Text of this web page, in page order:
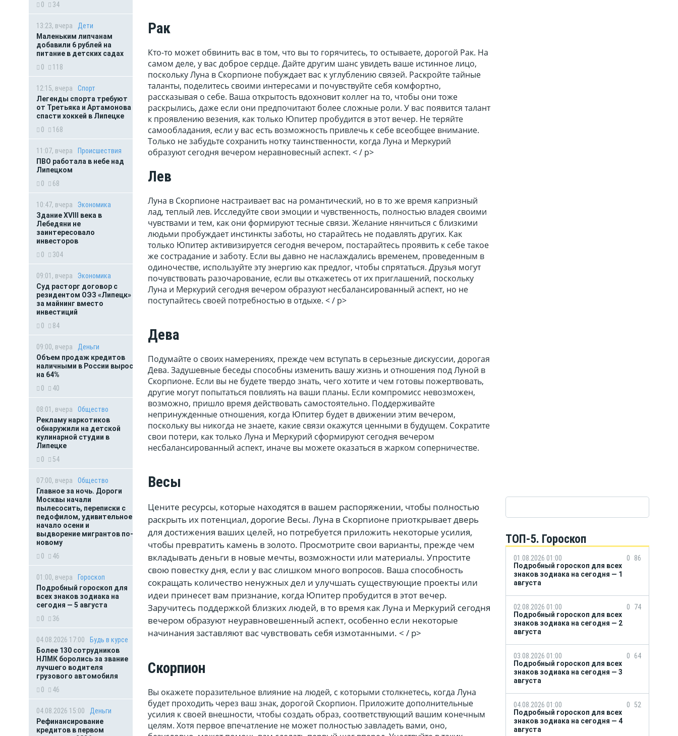
0
34
13:23, вчера
Дети
Маленьким липчанам
добавили 6 рублей на
питание в детских садах
0
118
12:15, вчера
Спорт
Легенды спорта требуют
от Третьяка и Артамонова
спасти хоккей в Липецке
0
168
11:07, вчера
Происшествия
ПВО работала в небе над
Липецком
0
68
10:47, вчера
Экономика
Здание XVIII века в
Лебедяни не
заинтересовало
инвесторов
0
304
09:01, вчера
Экономика
Суд расторг договор с
резидентом ОЭЗ «Липецк»
за майнинг вместо
инвестиций
0
84
09:00, вчера
Деньги
Объем продаж кредитов
наличными в России вырос
на 64%
0
40
08:01, вчера
Общество
Рекламу наркотиков
обнаружили на детской
кулинарной студии в
Липецке
0
54
07:00, вчера
Общество
Главное за ночь. Дороги
Москвы начали
пылесосить, переписки с
педофилом, удивительное
начало осени и
выдворение мигрантов по-
новому
0
46
01:00, вчера
Гороскоп
Подробный гороскоп для
всех знаков зодиака на
сегодня — 5 августа
0
36
04.08.2026 17:00
Будь в курсе
Более 130 сотрудников
НЛМК боролись за звание
лучшего водителя
грузового автомобиля
0
46
04.08.2026 15:00
Деньги
Рефинансирование
кредитов в первом
Рак
Кто-то может обвинить вас в том, что вы то горячитесь, то остываете, дорогой Рак. На
самом деле, у вас доброе сердце. Дайте другим шанс увидеть ваше истинное лицо,
поскольку Луна в Скорпионе побуждает вас к углублению связей. Раскройте тайные
таланты, поделитесь своими интересами и почувствуйте себя комфортно,
рассказывая о себе. Ваша открытость вдохновит коллег на то, чтобы они тоже
раскрылись, даже если они предпочитают более сложные роли. У вас появится талант
к проявлению везения, как только Юпитер пробудится в этот вечер. Не теряйте
самообладания, если у вас есть возможность привлечь к себе всеобщее внимание.
Только не забудьте сохранить нотку таинственности, когда Луна и Меркурий
образуют сегодня вечером неравновесный аспект. < / p>
Лев
Луна в Скорпионе настраивает вас на романтический, но в то же время капризный
лад, теплый лев. Исследуйте свои эмоции и чувственность, полностью владея своими
чувствами и тем, как они формируют тесные связи. Желание нянчиться с близкими
людьми пробуждает инстинкты заботы, но старайтесь не подавлять других. Как
только Юпитер активизируется сегодня вечером, постарайтесь проявить к себе такое
же сострадание и заботу. Если вы давно не наслаждались временем, проведенным в
одиночестве, используйте эту энергию как предлог, чтобы спрятаться. Друзья могут
почувствовать разочарование, если вы откажетесь от их приглашений, поскольку
Луна и Меркурий сегодня вечером образуют несбалансированный аспект, но не
поступайтесь своей потребностью в отдыхе. < / p>
Дева
Подумайте о своих намерениях, прежде чем вступать в серьезные дискуссии, дорогая
Дева. Задушевные беседы способны изменить вашу жизнь и отношения под Луной в
Скорпионе. Если вы не будете твердо знать, чего хотите и чем готовы пожертвовать,
другие могут попытаться повлиять на ваши планы. Если компромисс невозможен,
возможно, пришло время действовать самостоятельно. Поддерживайте
непринужденные отношения, когда Юпитер будет в движении этим вечером,
поскольку вы никогда не знаете, какие связи окажутся ценными в будущем. Сократите
свои потери, как только Луна и Меркурий сформируют сегодня вечером
несбалансированный аспект, иначе вы можете оказаться в жарком соперничестве.
Весы
Цените ресурсы, которые находятся в вашем распоряжении, чтобы полностью
раскрыть их потенциал, дорогие Весы. Луна в Скорпионе приоткрывает дверь
для достижения ваших целей, но потребуется приложить некоторые усилия,
чтобы превратить камень в золото. Просмотрите свои варианты, прежде чем
вкладывать деньги в новые мечты, возможности или материалы. Упростите
свою повестку дня, если у вас слишком много вопросов. Ваша способность
сокращать количество ненужных дел и улучшать существующие проекты или
идеи принесет вам признание, когда Юпитер пробудится в этот вечер.
Заручитесь поддержкой близких людей, в то время как Луна и Меркурий сегодня
вечером образуют неуравновешенный аспект, особенно если некоторые
начинания заставляют вас чувствовать себя измотанными. < / p>
Скорпион
Вы окажете поразительное влияние на людей, с которыми столкнетесь, когда Луна
будет проходить через ваш знак, дорогой Скорпион. Приложите дополнительные
усилия к своей внешности, чтобы создать образ, соответствующий вашим конечным
целям. Хотя первое впечатление не может полностью завладеть вами, оно,
ТОП-5. Гороскоп
01.08.2026 01:00 0
86
Подробный гороскоп для всех
знаков зодиака на сегодня — 1
августа
02.08.2026 01:00 0
74
Подробный гороскоп для всех
знаков зодиака на сегодня — 2
августа
03.08.2026 01:00 0
64
Подробный гороскоп для всех
знаков зодиака на сегодня — 3
августа
04.08.2026 01:00 0 52
Подробный гороскоп для всех
знаков зодиака на сегодня — 4
августа